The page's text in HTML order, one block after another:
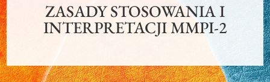
ZASADY STOSOWANIA I
INTERPRETACJI MMPI-2